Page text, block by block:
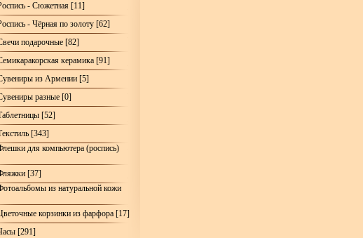
- Сюжетная [11]
- Чёрная по золоту [62]
подарочные [82]
керамика [91]
из Армении [5]
разные [0]
[52]
[343]
для компьютера (роспись)
[37]
из натуральной кожи
корзинки из фарфора [17]
[291]